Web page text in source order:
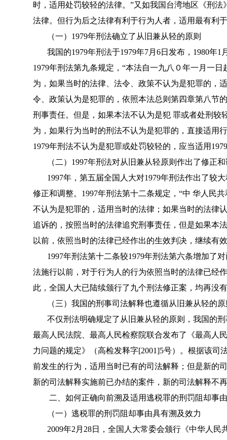
时，适用处罚较轻的法律。”又如我国台湾地区《刑
法律。但行为后之法律有利于行为人者，适用最有利
（一）1979年刑法确立了从旧兼从轻的原则
我国的1979年刑法于1979年7月6日发布，1980年
1979年刑法第九条规定，“本法自一九八０年一月一
为，如果当时的法律、法令、政策不认为是犯罪的，
令、政策认为是犯罪的，依照本法总则第四章第八节
刑事责任。但是，如果本法不认为是犯 罪或者处刑较
为，如果行为当时的刑法不认为是犯罪的，直接适用
1979年刑法不认为是犯罪或处罚较轻的，应当适用
（二）1997年刑法对从旧兼从轻原则作出了修正
1997年，第五届全国人大对1979年刑法作出了较
修正和调整。1997年刑法第十二条规定，“中 华人民
不认为是犯罪的，适用当时的法律；如果当时的法律
追诉的，按照当时的法律追究刑事责任，但是如果本
以前，依照当时的法律已经作出的生效判决，继续有
1997年刑法第十二条较1979年刑法第六条增加了
法施行以前，对于行为人的行为依照当时的法律已经
此，全国人大已陆续颁行了九个刑法修正案，均再没
（三）我国的刑事司法解释也遵循从旧兼从轻的
不仅刑法明确规定了从旧兼从轻的原则，我国的
最高人民法院、最高人民检察院联合发布了《最高人
力问题的规定》（高检发释字[2001]5号）。根据该
前发生的行为，适用当时已有的司法解释；但是新的
新的司法解释实施前已办结的案件，新的司法解释不
二、如何正确向前溯及适用逃税罪的刑罚阻却事由
（一）逃税罪的刑罚阻却事由具有溯及效力
2009年2月28日，全国人大常委会颁行《中华人